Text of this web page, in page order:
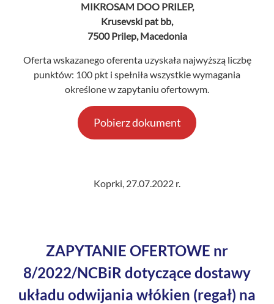
MIKROSAM DOO PRILEP,
Krusevski pat bb,
7500 Prilep, Macedonia
Oferta wskazanego oferenta uzyskała najwyższą liczbę
punktów: 100 pkt i spełniła wszystkie wymagania
określone w zapytaniu ofertowym.
Pobierz dokument
Koprki, 27.07.2022 r.
ZAPYTANIE OFERTOWE nr
8/2022/NCBiR dotyczące dostawy
układu odwijania włókien (regał) na